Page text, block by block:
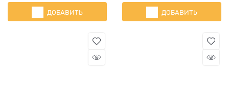
ДОБАВИТЬ ДОБАВИТЬ